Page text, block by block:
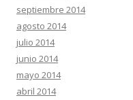
septiembre 2014
agosto 2014
julio 2014
junio 2014
mayo 2014
abril 2014